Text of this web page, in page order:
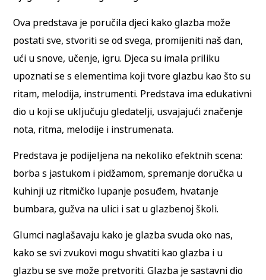
Ova predstava je poručila djeci kako glazba može
postati sve, stvoriti se od svega, promijeniti naš dan,
ući u snove, učenje, igru. Djeca su imala priliku
upoznati se s elementima koji tvore glazbu kao što su
ritam, melodija, instrumenti. Predstava ima edukativni
dio u koji se uključuju gledatelji, usvajajući značenje
nota, ritma, melodije i instrumenata.
Predstava je podijeljena na nekoliko efektnih scena:
borba s jastukom i pidžamom, spremanje doručka u
kuhinji uz ritmičko lupanje posuđem, hvatanje
bumbara, gužva na ulici i sat u glazbenoj školi.
Glumci naglašavaju kako je glazba svuda oko nas,
kako se svi zvukovi mogu shvatiti kao glazba i u
glazbu se sve može pretvoriti. Glazba je sastavni dio